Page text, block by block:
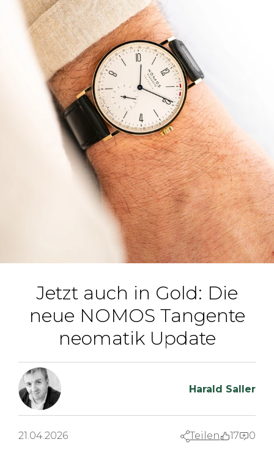
Jetzt auch in Gold: Die
neue NOMOS Tangente
neomatik Update
Harald Saller
21.04.2026 Teilen 17 0